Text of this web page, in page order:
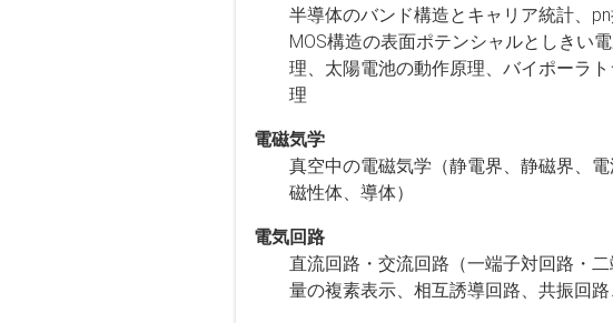
半導体のバンド構造とキャリア統計、
MOS構造の表面ポテンシャルとしきい
理、太陽電池の動作原理、バイポーラ
理
電磁気学
真空中の電磁気学（静電界、静磁界、
磁性体、導体）
電気回路
直流回路・交流回路（一端子対回路・
量の複素表示、相互誘導回路、共振回